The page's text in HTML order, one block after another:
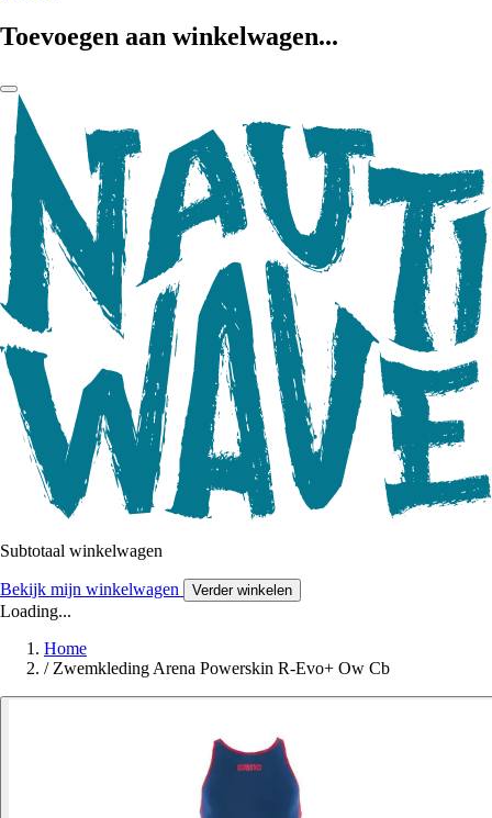
Toevoegen aan winkelwagen...
Subtotaal winkelwagen
Bekijk mijn winkelwagen Verder winkelen
Loading...
Home
/ Zwemkleding Arena Powerskin R-Evo+ Ow Cb